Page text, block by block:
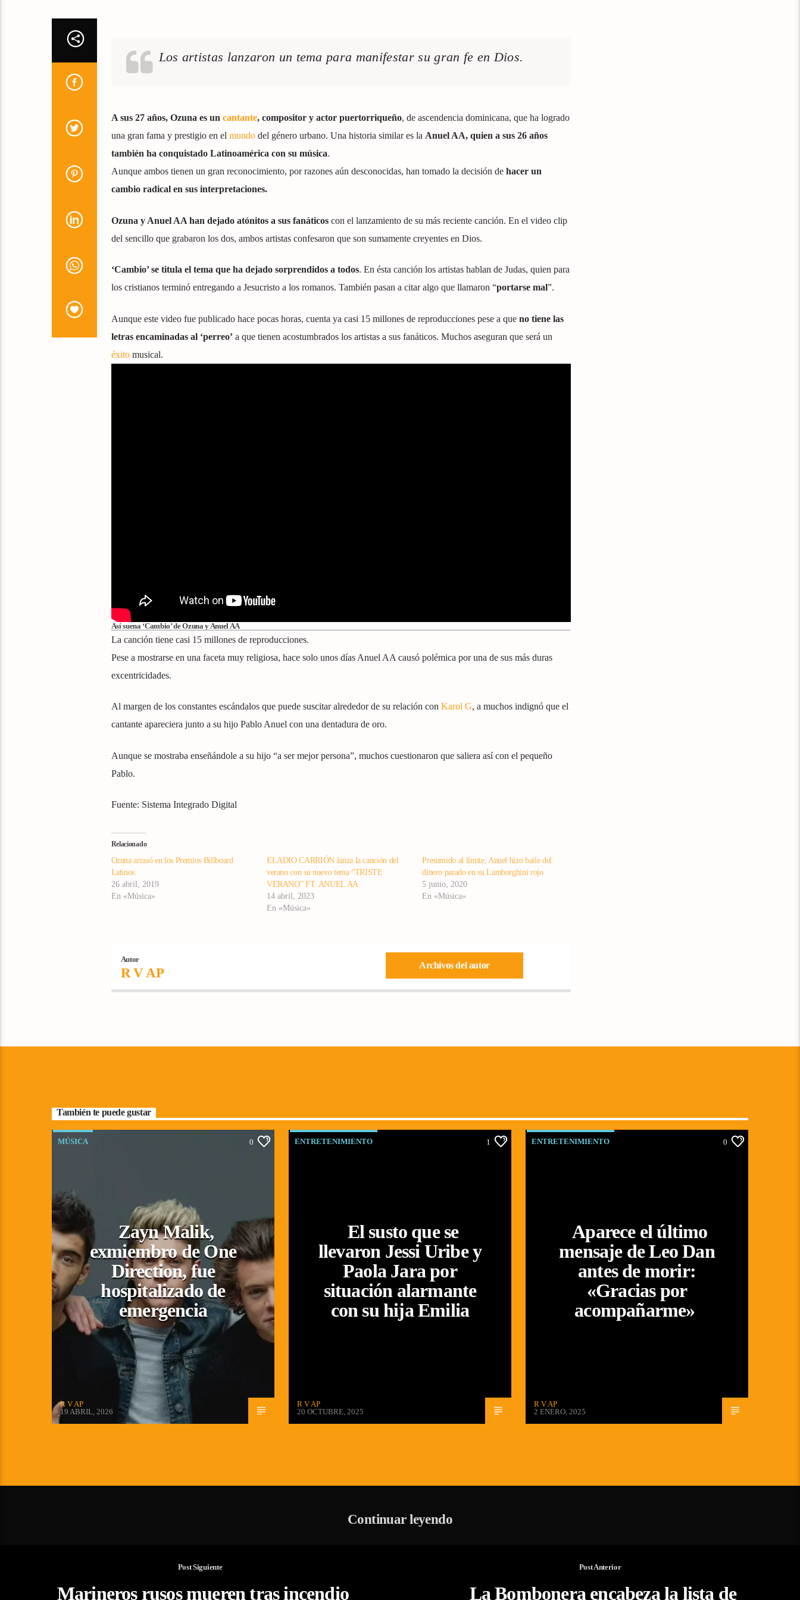
Los artistas lanzaron un tema para manifestar su gran fe en Dios.
A sus 27 años, Ozuna es un cantante, compositor y actor puertorriqueño, de ascendencia dominicana, que ha logrado
una gran fama y prestigio en el mundodel género urbano. Una historia similar es la Anuel AA, quien a sus 26 años
también ha conquistado Latinoamérica con su música.
Aunque ambos tienen un gran reconocimiento, por razones aún desconocidas, han tomado la decisión de hacer un
cambio radical en sus interpretaciones.
Ozuna y Anuel AA han dejado atónitos a sus fanáticoscon el lanzamiento de su más reciente canción. En el video clip
del sencillo que grabaron los dos, ambos artistas confesaron que son sumamente creyentes en Dios.
‘Cambio’ se titula el tema que ha dejado sorprendidos a todos. En ésta canción los artistas hablan de Judas, quien para
los cristianos terminó entregando a Jesucristo a los romanos. También pasan a citar algo que llamaron “portarse mal”.
Aunque este video fue publicado hace pocas horas, cuenta ya casi 15 millones de reproducciones pese a que no tiene las
letras encaminadas al ‘perreo’a que tienen acostumbrados los artistas a sus fanáticos. Muchos aseguran que será un
éxitomusical.
Así suena ‘Cambio’ de Ozuna y Anuel AA
La canción tiene casi 15 millones de reproducciones.
Pese a mostrarse en una faceta muy religiosa, hace solo unos días Anuel AA causó polémica por una de sus más duras
excentricidades.
Al margen de los constantes escándalos que puede suscitar alrededor de su relación con Karol G, a muchos indignó que el
cantante apareciera junto a su hijo Pablo Anuel con una dentadura de oro.
Aunque se mostraba enseñándole a su hijo “a ser mejor persona”, muchos cuestionaron que saliera así con el pequeño
Pablo.
Fuente: Sistema Integrado Digital
Relacionado
Ozuna arrasó en los Premios Billboard
Latinos.
26 abril, 2019
En «Música»
ELADIO CARRIÓN lanza la canción del
verano con su nuevo tema “TRISTE
VERANO” FT. ANUEL AA
14 abril, 2023
En «Música»
Presumido al límite, Anuel hizo baile del
dinero parado en su Lamborghini rojo
5 junio, 2020
En «Música»
Autor
R V AP
Archivos del autor
También te puede gustar
MÚSICA 0
Zayn Malik,
exmiembro de One
Direction, fue
hospitalizado de
emergencia
R V AP
19 ABRIL, 2026
ENTRETENIMIENTO 1
El susto que se
llevaron Jessi Uribe y
Paola Jara por
situación alarmante
con su hija Emilia
R V AP
20 OCTUBRE, 2025
ENTRETENIMIENTO 0
Aparece el último
mensaje de Leo Dan
antes de morir:
«Gracias por
acompañarme»
R V AP
2 ENERO, 2025
Continuar leyendo
Post Siguiente
Marineros rusos mueren tras incendio
Post Anterior
La Bombonera encabeza la lista de